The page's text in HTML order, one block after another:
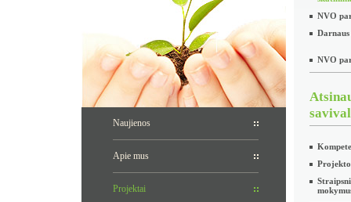
Naujienos
Apie mus
Projektai
NVO
NVO